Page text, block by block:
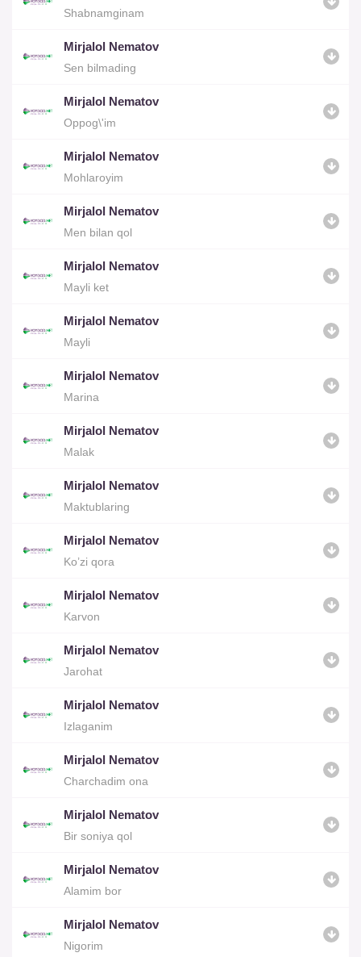
Shabnamginam
Mirjalol Nematov
Sen bilmading
Mirjalol Nematov
Oppog\'im
Mirjalol Nematov
Mohlaroyim
Mirjalol Nematov
Men bilan qol
Mirjalol Nematov
Mayli ket
Mirjalol Nematov
Mayli
Mirjalol Nematov
Marina
Mirjalol Nematov
Malak
Mirjalol Nematov
Maktublaring
Mirjalol Nematov
Ko’zi qora
Mirjalol Nematov
Karvon
Mirjalol Nematov
Jarohat
Mirjalol Nematov
Izlaganim
Mirjalol Nematov
Charchadim ona
Mirjalol Nematov
Bir soniya qol
Mirjalol Nematov
Alamim bor
Mirjalol Nematov
Nigorim